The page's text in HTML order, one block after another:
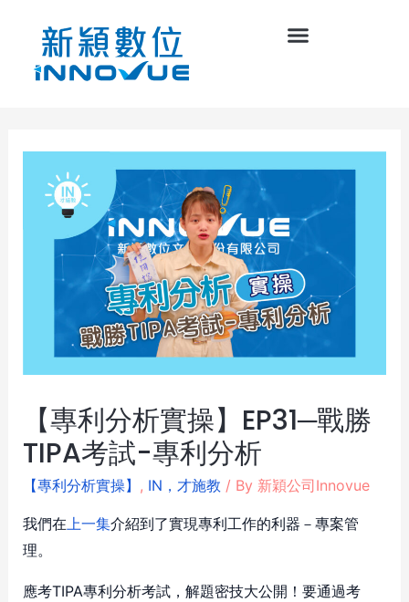
【專利分析實操】EP31─戰勝
TIPA考試-專利分析
【專利分析實操】 , IN，才施教 / By 新穎公司Innovue
我們在上一集介紹到了實現專利工作的利器－專案管
理。
應考TIPA專利分析考試，解題密技大公開！要通過考